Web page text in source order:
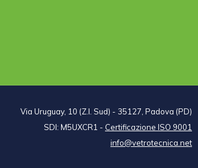
Via Uruguay, 10 (Z.I. Sud) - 35127, Padova (PD)
SDI: M5UXCR1 - Certificazione ISO 9001
info@vetrotecnica.net